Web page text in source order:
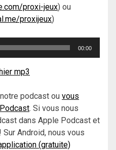
proxi-jeux) ou
proxijeux)
00:00
mp3
podcast ou vous
. Si vous nous
dans Apple Podcast et
Android, nous vous
(gratuite)